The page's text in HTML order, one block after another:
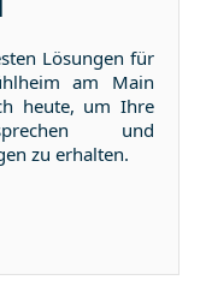
Lösungen für
am Main
heute, um Ihre
und
zu erhalten.